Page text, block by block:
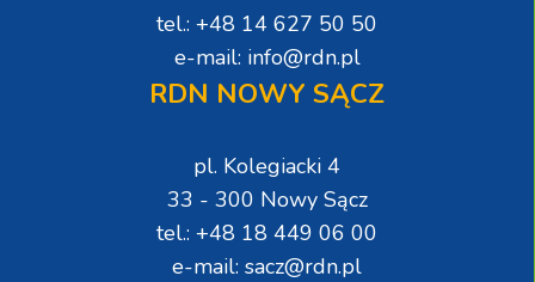
tel.: +48 14 627 50 50
e-mail: info@rdn.pl
RDN NOWY SĄCZ
pl. Kolegiacki 4
33 - 300 Nowy Sącz
tel.: +48 18 449 06 00
e-mail: sacz@rdn.pl